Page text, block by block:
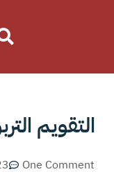
One Comment